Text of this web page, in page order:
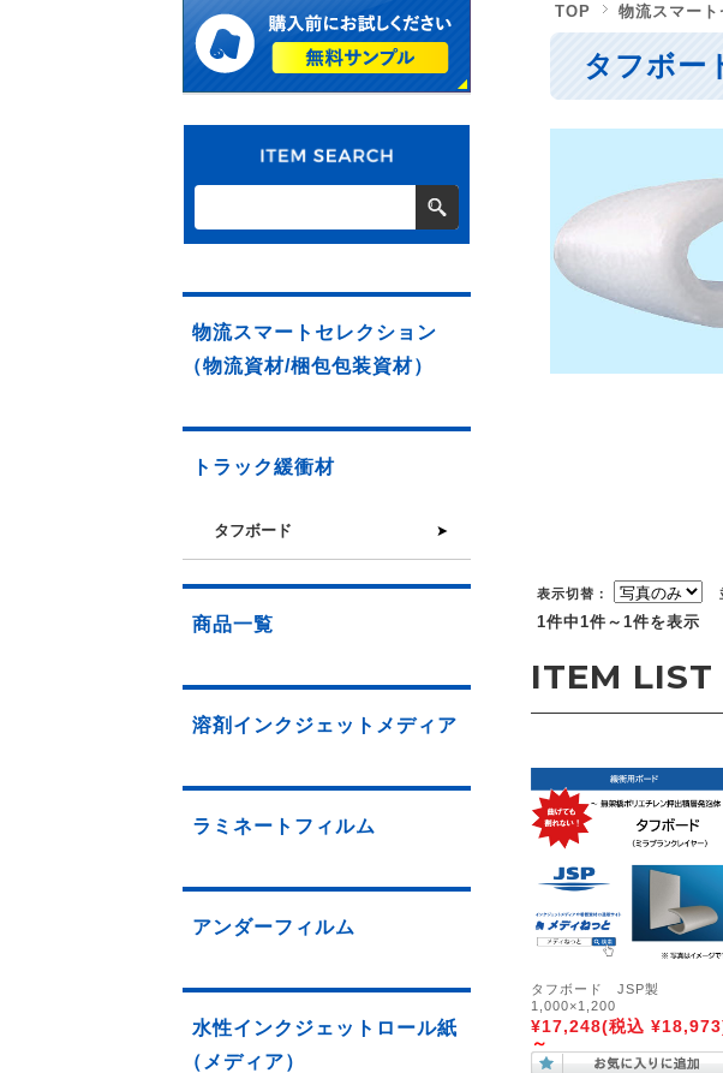
TOP 物流スマート
タフボ
表示切替：
1件中1件～1件を表示
タフボード JSP製
1,000×1,200
¥17,248(税込
～
物流スマートセレクション
（物流資材/梱包包装資材）
トラック緩衝材
タフボード
商品一覧
溶剤インクジェットメディア
ラミネートフィルム
アンダーフィルム
水性インクジェットロール紙
（メディア）